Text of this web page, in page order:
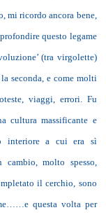
mi ricordo ancora bene,
questo legame
(tra virgolette)
seconda, e come molti
viaggi, errori. Fu
cultura massificante e
interiore a cui era sì
cambio, molto spesso,
il cerchio, sono
questa volta per